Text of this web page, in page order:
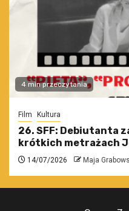
4 min przeczytania
Film Kultura
26. SFF: Debiutanta
krótkich metrażach
14/07/2026 Maja